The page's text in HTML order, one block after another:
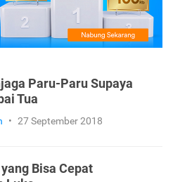
Paru-Paru Supaya
Tua
• 27 September 2018
Bisa Cepat